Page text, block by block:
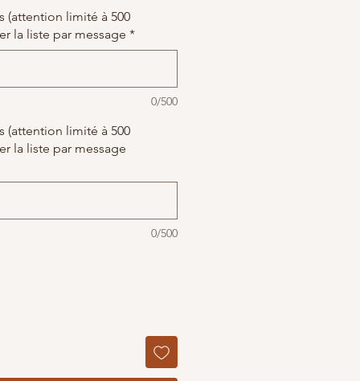
(attention limité à 500
la liste par message *
0/500
(attention limité à 500
la liste par message
0/500